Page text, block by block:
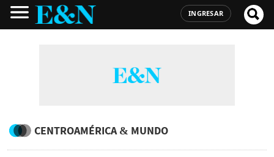
INGRESAR
CENTROAMÉRICA & MUNDO